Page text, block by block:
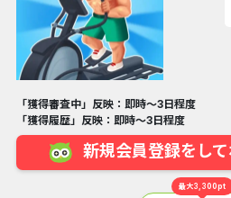
「獲得審査中」反映：即時～3日程度
「獲得履歴」反映：即時～3日程度
新規会員登録をして
最大3,300pt